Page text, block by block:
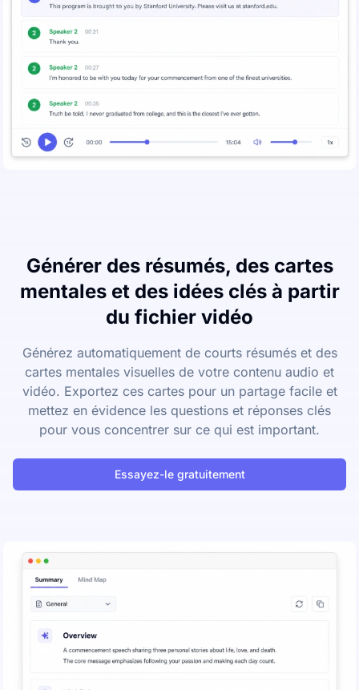
Générer des résumés, des cartes
mentales et des idées clés à partir
du fichier vidéo
Générez automatiquement de courts résumés et des
cartes mentales visuelles de votre contenu audio et
vidéo. Exportez ces cartes pour un partage facile et
mettez en évidence les questions et réponses clés
pour vous concentrer sur ce qui est important.
Essayez-le gratuitement